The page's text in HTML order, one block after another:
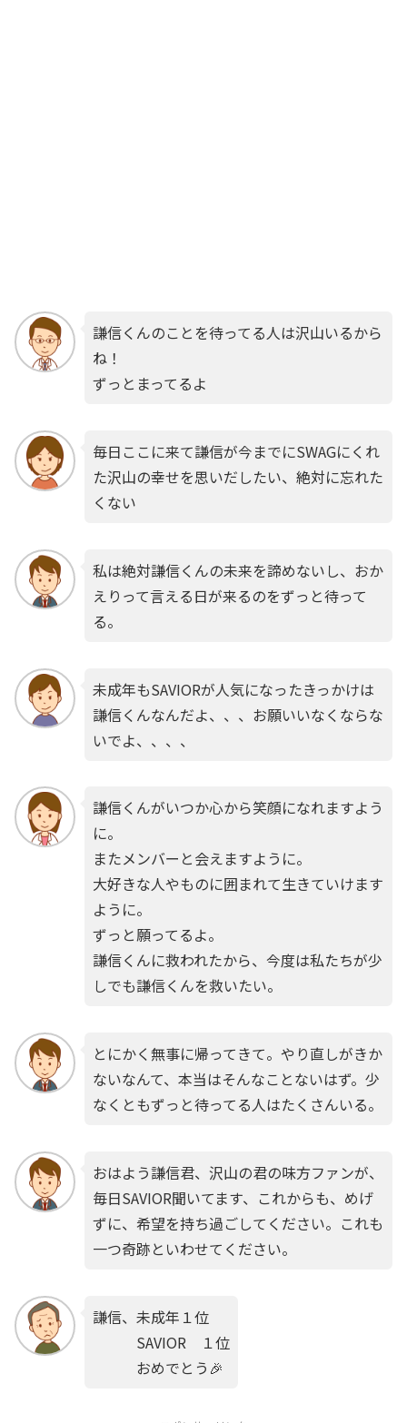
謙信くんのことを待ってる人は沢山いるから
ね！
ずっとまってるよ
毎日ここに来て謙信が今までにSWAGにくれ
た沢山の幸せを思いだしたい、絶対に忘れた
くない
私は絶対謙信くんの未来を諦めないし、おか
えりって言える日が来るのをずっと待って
る。
未成年もSAVIORが人気になったきっかけは
謙信くんなんだよ、、、お願いいなくならな
いでよ、、、、
謙信くんがいつか心から笑顔になれますよう
に。
またメンバーと会えますように。
大好きな人やものに囲まれて生きていけます
ように。
ずっと願ってるよ。
謙信くんに救われたから、今度は私たちが少
しでも謙信くんを救いたい。
とにかく無事に帰ってきて。やり直しがきか
ないなんて、本当はそんなことないはず。少
なくともずっと待ってる人はたくさんいる。
おはよう謙信君、沢山の君の味方ファンが、
毎日SAVIOR聞いてます、これからも、めげ
ずに、希望を持ち過ごしてください。これも
一つ奇跡といわせてください。
謙信、未成年１位
SAVIOR １位
おめでとう🎉